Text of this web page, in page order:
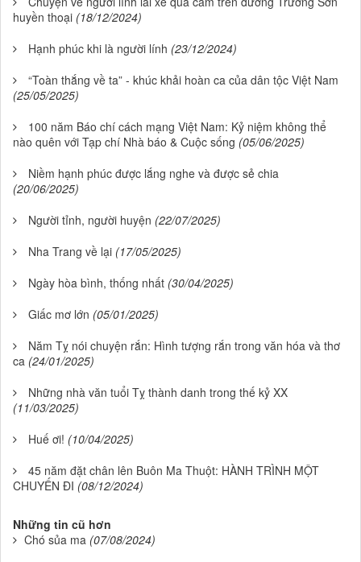
huyền thoại (18/12/2024)
Hạnh phúc khi là người lính (23/12/2024)
“Toàn thắng về ta” - khúc khải hoàn ca của dân tộc Việt Nam
(25/05/2025)
100 năm Báo chí cách mạng Việt Nam: Kỷ niệm không thể
nào quên với Tạp chí Nhà báo & Cuộc sống (05/06/2025)
Niềm hạnh phúc được lắng nghe và được sẻ chia
(20/06/2025)
Người tỉnh, người huyện (22/07/2025)
Nha Trang về lại (17/05/2025)
Ngày hòa bình, thống nhất (30/04/2025)
Giấc mơ lớn (05/01/2025)
Năm Tỵ nói chuyện rắn: Hình tượng rắn trong văn hóa và thơ
ca (24/01/2025)
Những nhà văn tuổi Tỵ thành danh trong thế kỷ XX
(11/03/2025)
Huế ơi! (10/04/2025)
45 năm đặt chân lên Buôn Ma Thuột: HÀNH TRÌNH MỘT
CHUYẾN ĐI (08/12/2024)
Những tin cũ hơn
Chó sủa ma (07/08/2024)